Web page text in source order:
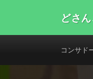
どさ
コンサド